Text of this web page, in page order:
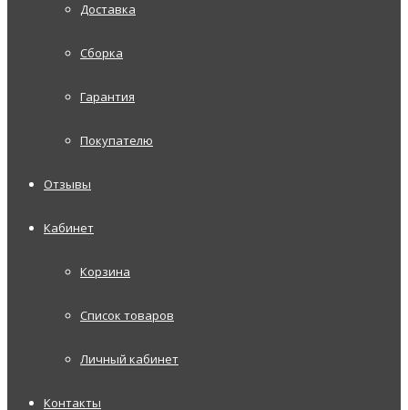
Доставка
Сборка
Гарантия
Покупателю
Отзывы
Кабинет
Корзина
Список товаров
Личный кабинет
Контакты